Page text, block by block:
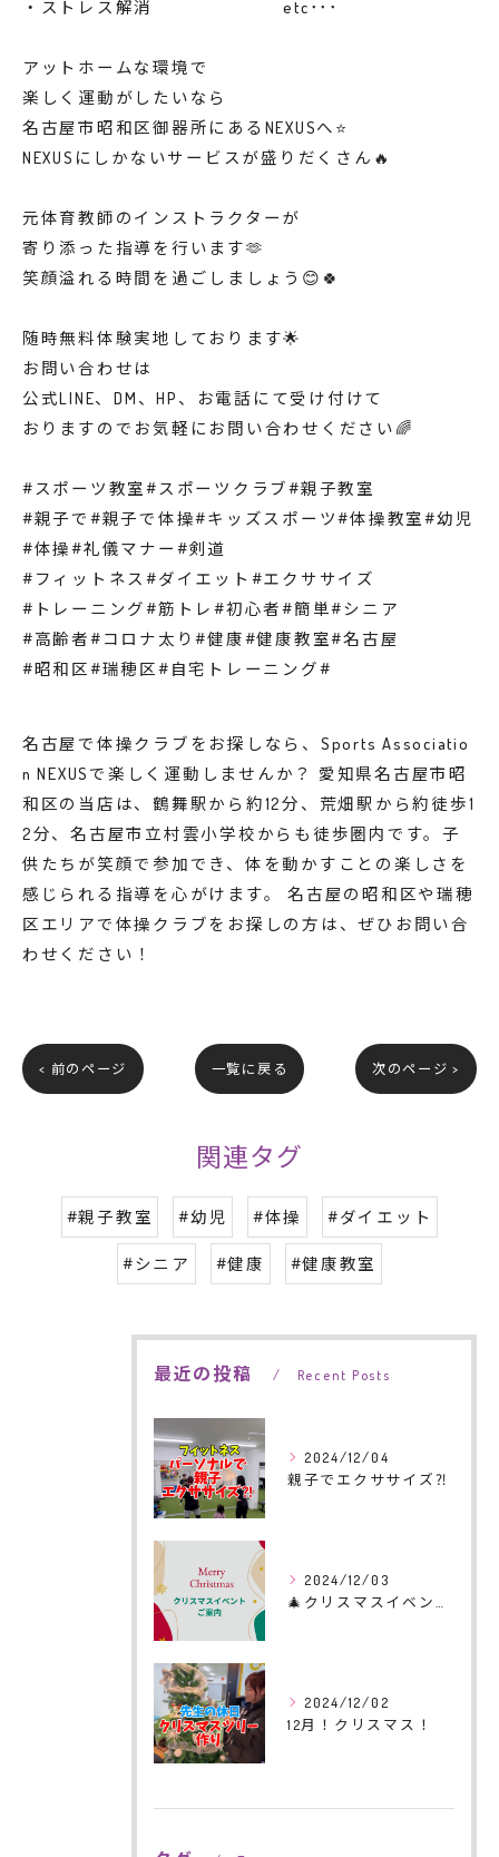
・ストレス解消 etc･･･
アットホームな環境で
楽しく運動がしたいなら
名古屋市昭和区御器所にあるNEXUSへ⭐️
NEXUSにしかないサービスが盛りだくさん🔥
元体育教師のインストラクターが
寄り添った指導を行います🫶
笑顔溢れる時間を過ごしましょう😊🍀
随時無料体験実地しております🌟
お問い合わせは
公式LINE、DM、HP、お電話にて受け付けて
おりますのでお気軽にお問い合わせください🌈
#スポーツ教室#スポーツクラブ#親子教室
#親子で#親子で体操#キッズスポーツ#体操教室#幼児
#体操#礼儀マナー#剣道
#フィットネス#ダイエット#エクササイズ
#トレーニング#筋トレ#初心者#簡単#シニア
#高齢者#コロナ太り#健康#健康教室#名古屋
#昭和区#瑞穂区#自宅トレーニング#
名古屋で体操クラブをお探しなら、Sports Associatio
n NEXUSで楽しく運動しませんか？ 愛知県名古屋市昭
和区の当店は、鶴舞駅から約12分、荒畑駅から約徒歩1
2分、名古屋市立村雲小学校からも徒歩圏内です。子
供たちが笑顔で参加でき、体を動かすことの楽しさを
感じられる指導を心がけます。 名古屋の昭和区や瑞穂
区エリアで体操クラブをお探しの方は、ぜひお問い合
わせください！
< 前のページ 一覧に戻る 次のページ >
関連タグ
#親子教室 #幼児 #体操 #ダイエット
#シニア #健康 #健康教室
最近の投稿 Recent Posts
2024/12/04
親子でエクササイズ⁈
2024/12/03
🎄クリスマスイベントのご案内🎄
2024/12/02
12月！クリスマス！